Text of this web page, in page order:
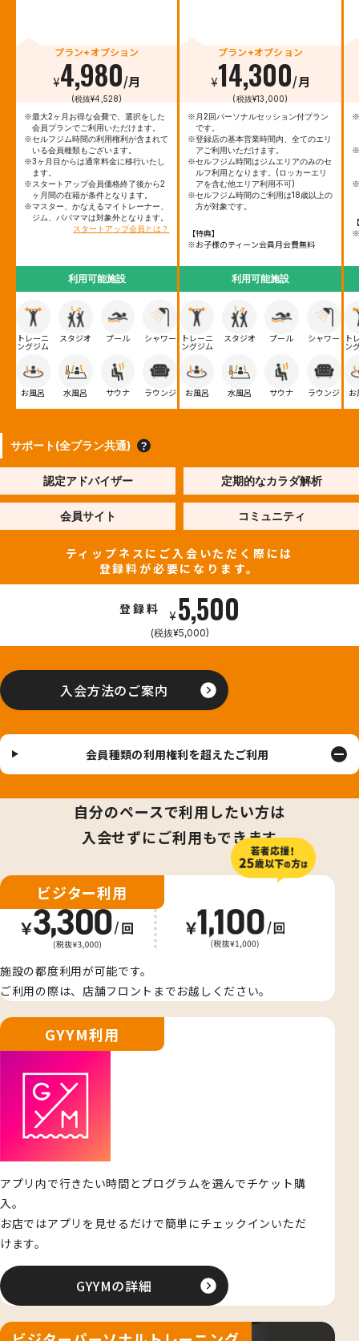
プラン+オプション
¥4,980/月
(税抜¥4,528)
※最大2ヶ月お得な会費で、選択をした
会員プランでご利用いただけます。
※セルフジム時間の利用権利が含まれて
いる会員種類もございます。
※3ヶ月目からは通常料金に移行いたし
ます。
※スタートアップ会員価格終了後から2
ヶ月間の在籍が条件となります。
※マスター、かなえるマイトレーナー、
ジム、パパママは対象外となります。
スタートアップ会員とは？
利用可能施設
トレーニ
ングジム
スタジオ プール シャワー
お風呂 水風呂 サウナ ラウンジ
プラン+オプション
¥14,300/月
(税抜¥13,000)
※月2回パーソナルセッション付プラン
です。
※登録店の基本営業時間内、全てのエリ
アご利用いただけます。
※セルフジム時間はジムエリアのみのセ
ルフ利用となります。(ロッカーエリ
アを含む他エリア利用不可)
※セルフジム時間のご利用は18歳以上の
方が対象です。
【特典】
※お子様のティーン会員月会費無料
利用可能施設
トレーニ
ングジム
スタジオ プール シャワー
お風呂 水風呂 サウナ ラウンジ
※
※
※
※
ト
ン
お
サポート(全プラン共通)
認定アドバイザー 定期的なカラダ解析
会員サイト コミュニティ
ティップネスにご入会いただく際には
登録料が必要になります。
登録料 ¥5,500
(税抜¥5,000)
入会方法のご案内
会員種類の利用権利を超えたご利用
自分のペースで利用したい方は
入会せずにご利用もできます
ビジター利用
施設の都度利用が可能です。
ご利用の際は、店舗フロントまでお越しください。
GYYM利用
アプリ内で行きたい時間とプログラムを選んでチケット購
入。
お店ではアプリを見せるだけで簡単にチェックインいただ
けます。
GYYMの詳細